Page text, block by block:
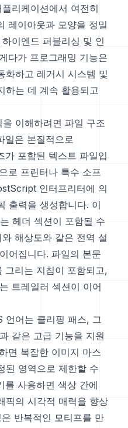
리케이션에서 여전히
레이아웃과 모양을 정밀
이엔드 퍼블리싱 및 인
다가 프로그래밍 기능은
화하고 레거시 시스템 및
하는 데 계속 활용되고
이해하려면 파일 구조
일은 본질적으로
포함된 텍스트 파일입
로 프린터나 특수 소프
인터프리터에 의
출력을 생성합니다. 이
헤더 섹션이 포함될 수
해상도와 같은 전역 설
어집니다. 파일의 본문
그리는 지침이 포함되고,
트레일러 섹션이 이어
언어는 클리핑 패스, 그
같은 고급 기능을 지원
면 복잡한 이미지 마스
된 영역으로 제한할 수
를 사용하면 색상 간에
픽의 시각적 매력을 향상
반복적인 모티프를 만